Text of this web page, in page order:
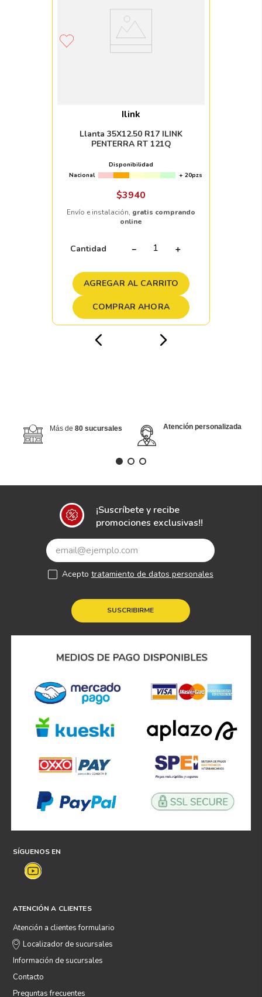
Ilink
Llanta 35X12.50 R17 ILINK
PENTERRA RT 121Q
Disponibilidad
Nacional
+ 20pzs
$3940
Envío e instalación, gratis comprando
online
Cantidad ＋
－
AGREGAR AL CARRITO
COMPRAR AHORA
Más de 80 sucursales Atención personalizada
¡Suscríbete y recibe
promociones exclusivas!!
SUSCRIBIRME
Acepto tratamiento de datos personales
SÍGUENOS EN
ATENCIÓN A CLIENTES
Atención a clientes formulario
Localizador de sucursales
Información de sucursales
Contacto
Preguntas frecuentes